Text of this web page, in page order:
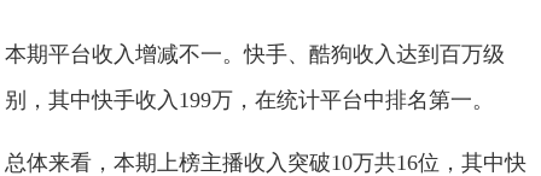
本期平台收入增减不一。快手、酷狗收入达到百万级
别，其中快手收入199万，在统计平台中排名第一。
总体来看，本期上榜主播收入突破10万共16位，其中快